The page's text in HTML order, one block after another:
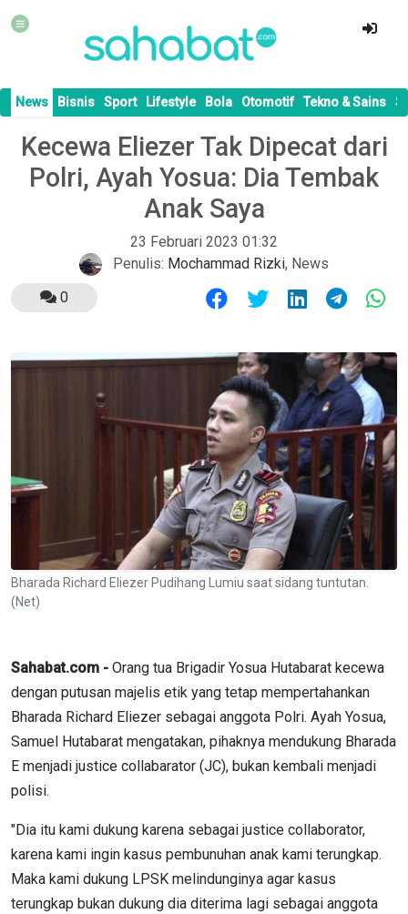
News Bisnis Sport Lifestyle Bola Otomotif Tekno & Sains
Kecewa Eliezer Tak Dipecat dari
Polri, Ayah Yosua: Dia Tembak
Anak Saya
23 Februari 2023 01:32
Penulis: Mochammad Rizki, News
0
Bharada Richard Eliezer Pudihang Lumiu saat sidang tuntutan.
(Net)
Sahabat.com - Orang tua Brigadir Yosua Hutabarat kecewa
dengan putusan majelis etik yang tetap mempertahankan
Bharada Richard Eliezer sebagai anggota Polri. Ayah Yosua,
Samuel Hutabarat mengatakan, pihaknya mendukung Bharada
E menjadi justice collabarator (JC), bukan kembali menjadi
polisi.
"Dia itu kami dukung karena sebagai justice collaborator,
karena kami ingin kasus pembunuhan anak kami terungkap.
Maka kami dukung LPSK melindunginya agar kasus
terungkap bukan dukung dia diterima lagi sebagai anggota